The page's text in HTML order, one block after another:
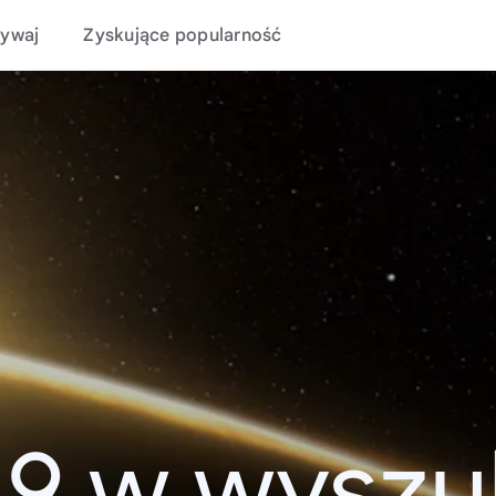
Zyskujące popularność